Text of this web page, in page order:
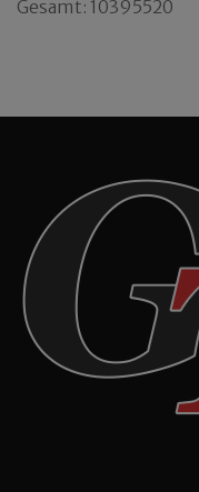
Gesamt: 10395520